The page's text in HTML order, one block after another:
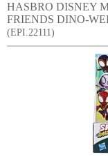
HASBRO DISNEY
FRIENDS DINO-
(EPI.22111)